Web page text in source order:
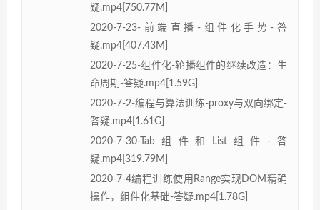
疑.mp4[750.77M]
2020-7-23-前端直播-组件化手势-答
疑.mp4[407.43M]
2020-7-25-组件化-轮播组件的继续改造：生
命周期-答疑.mp4[1.59G]
2020-7-2-编程与算法训练-proxy与双向绑定-
答疑.mp4[1.61G]
2020-7-30-Tab组件和List组件-答
疑.mp4[319.79M]
2020-7-4编程训练使用Range实现DOM精确
操作，组件化基础-答疑.mp4[1.78G]